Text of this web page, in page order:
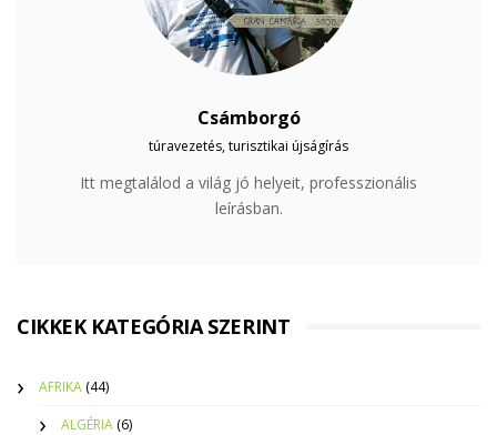
Csámborgó
túravezetés, turisztikai újságírás
Itt megtalálod a világ jó helyeit, professzionális
leírásban.
CIKKEK KATEGÓRIA SZERINT
AFRIKA (44)
ALGÉRIA (6)